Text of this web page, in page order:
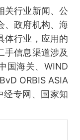
关行业新闻、公
、政府机构、海
体行业，应用的
手信息渠道涉及
国海关、WIND
ORBIS ASIA
经专网、国家知